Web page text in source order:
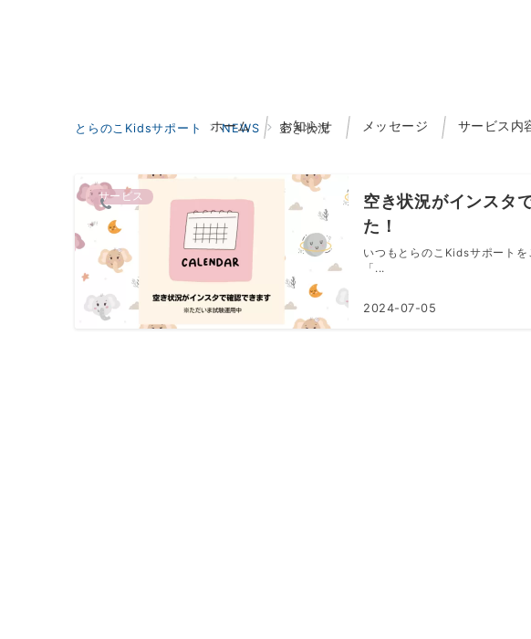
ホーム お知らせ メッセージ サービス内
とらのこKidsサポート NEWS 空き状況
サービス
空き状況がインスタ
た！
いつもとらのこKidsサポート
「...
2024-07-05